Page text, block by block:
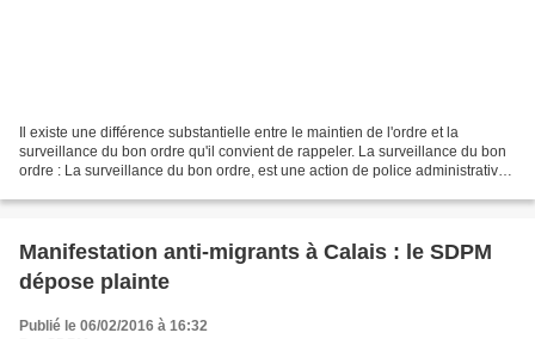
Il existe une différence substantielle entre le maintien de l'ordre et la
surveillance du bon ordre qu'il convient de rappeler. La surveillance du bon
ordre : La surveillance du bon ordre, est une action de police administrative,
Manifestation anti-migrants à Calais : le SDPM
dépose plainte
Publié le 06/02/2016 à 16:32